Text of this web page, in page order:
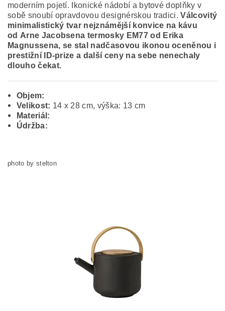
moderním pojetí. Ikonické nádobí a bytové doplňky v
sobě snoubí opravdovou designérskou tradici.Válcovitý
minimalistický tvar nejznámější konvice na kávu
od Arne Jacobsena termosky EM77 od Erika
Magnussena, se stal nadčasovou ikonou oceněnou i
prestižní ID-prize a další ceny na sebe nenechaly
dlouho čekat.
Objem:
Velikost: 14 x 28 cm, výška: 13 cm
Materiál:
Údržba:
photo by stelton